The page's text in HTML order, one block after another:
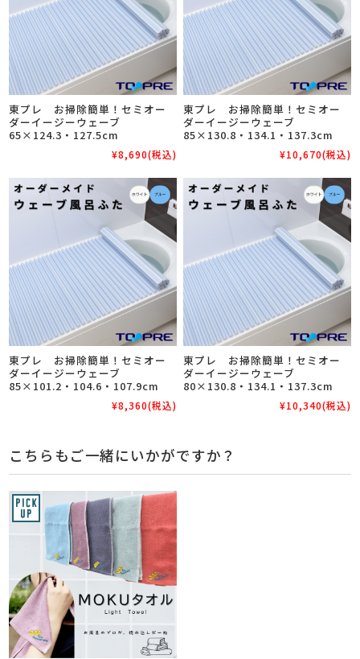
東プレ お掃除簡単！セミオー
ダーイージーウェーブ
65×124.3・127.5cm
¥8,690(税込)
東プレ お掃除簡単！セミオー
ダーイージーウェーブ
85×130.8・134.1・137.3cm
¥10,670(税込)
東プレ お掃除簡単！セミオー
ダーイージーウェーブ
85×101.2・104.6・107.9cm
¥8,360(税込)
東プレ お掃除簡単！セミオー
ダーイージーウェーブ
80×130.8・134.1・137.3cm
¥10,340(税込)
こちらもご一緒にいかがですか？